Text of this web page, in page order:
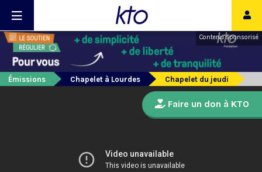
Contenu sponsorisé
Émissions Chapelet à Lourdes Chapelet du jeudi
Faire un don à KTO